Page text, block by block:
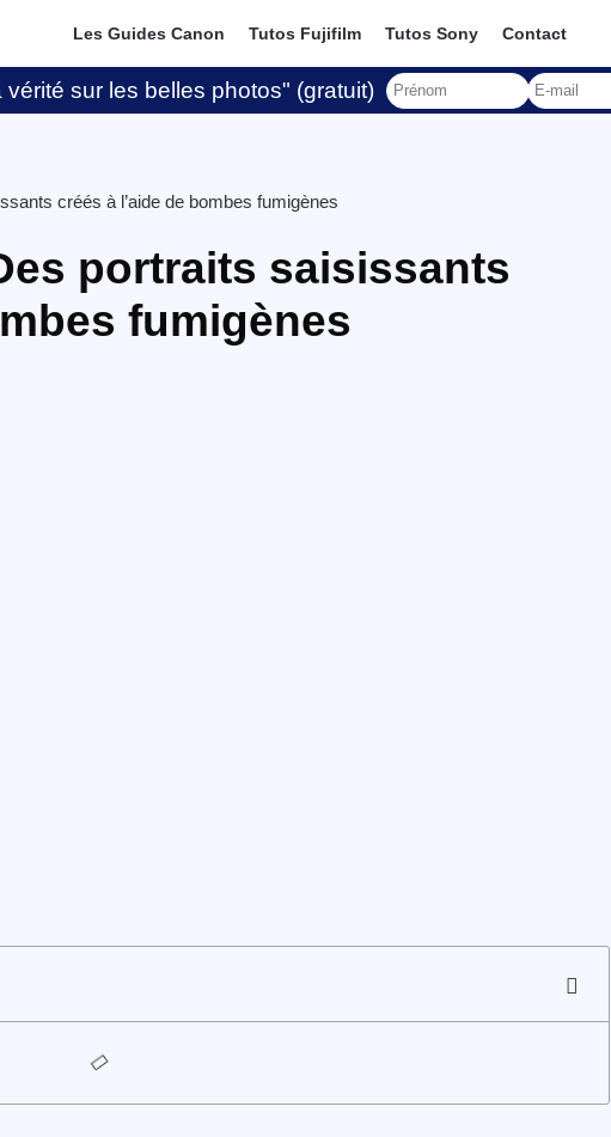
Les Guides Canon Tutos Fujifilm Tutos Sony Contact
vérité sur les belles photos" (gratuit)
créés à l’aide de bombes fumigènes
portraits saisissants
fumigènes